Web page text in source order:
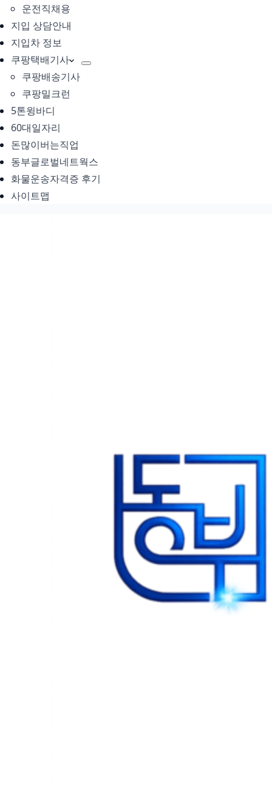
운전직채용
지입 상담안내
지입차 정보
쿠팡택배기사
쿠팡배송기사
쿠팡밀크런
5톤윙바디
60대일자리
돈많이버는직업
동부글로벌네트웍스
화물운송자격증 후기
사이트맵